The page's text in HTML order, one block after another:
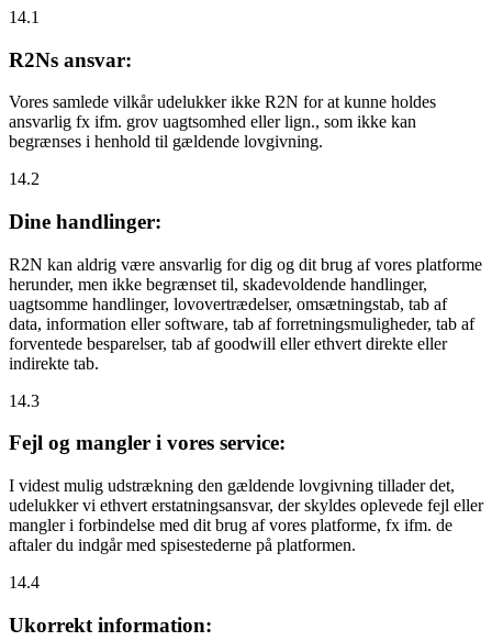
14.1
R2Ns ansvar:
Vores samlede vilkår udelukker ikke R2N for at kunne holdes
ansvarlig fx ifm. grov uagtsomhed eller lign., som ikke kan
begrænses i henhold til gældende lovgivning.
14.2
Dine handlinger:
R2N kan aldrig være ansvarlig for dig og dit brug af vores platforme
herunder, men ikke begrænset til, skadevoldende handlinger,
uagtsomme handlinger, lovovertrædelser, omsætningstab, tab af
data, information eller software, tab af forretningsmuligheder, tab af
forventede besparelser, tab af goodwill eller ethvert direkte eller
indirekte tab.
14.3
Fejl og mangler i vores service:
I videst mulig udstrækning den gældende lovgivning tillader det,
udelukker vi ethvert erstatningsansvar, der skyldes oplevede fejl eller
mangler i forbindelse med dit brug af vores platforme, fx ifm. de
aftaler du indgår med spisestederne på platformen.
14.4
Ukorrekt information: